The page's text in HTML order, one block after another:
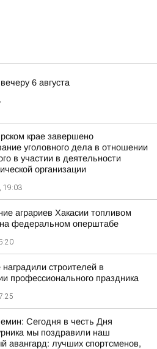
6 августа
крае завершено
уголовного дела в отношении
в участии в деятельности
организации
19:03
аграриев Хакасии топливом
федеральном оперштабе
строителей в
профессионального праздника
Сегодня в честь Дня
мы поздравили наш
авангард: лучших спортсменов,